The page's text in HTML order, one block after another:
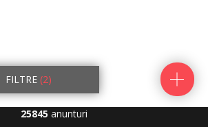
FILTRE (2)
25845 anunturi